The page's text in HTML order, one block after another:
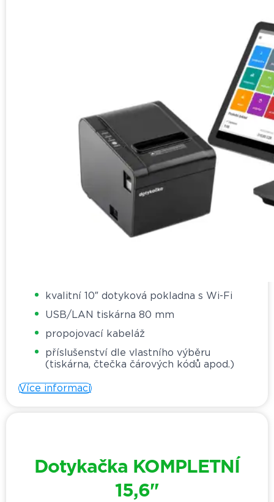
kvalitní 10″ dotyková pokladna s Wi-Fi
USB/LAN tiskárna 80 mm
propojovací kabeláž
příslušenství dle vlastního výběru
(tiskárna, čtečka čárových kódů apod.)
Více informací
Dotykačka KOMPLETNÍ
15,6"